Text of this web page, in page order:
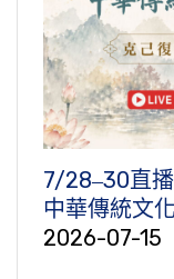
7/28‒30直
中華傳統文
2026-07-15